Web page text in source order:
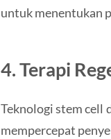
untuk menentukan
4. Terapi
Teknologi stem cell
mempercepat